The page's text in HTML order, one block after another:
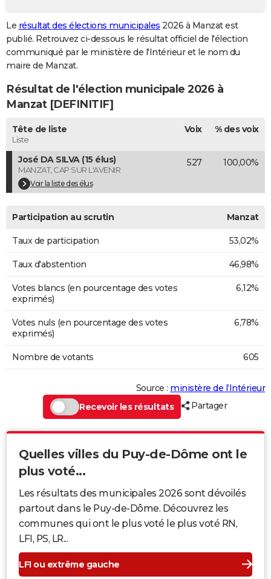
GUIDES D'ACHAT
BONS PLANS
CARTE DE VOEUX
Carte de Noël
Carte Bonne année
Carte Saint-Valentin
Carte Pâques
Carte d'anniversaire
DICTIONNAIRE
Dictionnaire
Biographies
Citations
Expressions
Proverbes
PROGRAMME TV
COPAINS D'AVANT
S'inscrire
Se connecter
Lycées
Collèges
Primaires
Universités
Entreprises
Service militaire
Avis de recherche
AVIS DE DÉCÈS
FORUM
Le résultat des élections municipales 2026 à Manzat est
publié. Retrouvez ci-dessous le résultat officiel de l'élection
communiqué par le ministère de l'Intérieur et le nom du
maire de Manzat.
Résultat de l'élection municipale 2026 à
Manzat [DEFINITIF]
Tête de liste
Liste
Voix % des voix
José DA SILVA (15 élus)
MANZAT, CAP SUR L'AVENIR
Voir la liste des élus
527 100,00%
Participation au scrutin Manzat
Taux de participation 53,02%
Taux d'abstention 46,98%
Votes blancs (en pourcentage des votes
exprimés)
6,12%
Votes nuls (en pourcentage des votes
exprimés)
6,78%
Nombre de votants 605
Source : ministère de l’Intérieur
Recevoir les résultats
Partager
Quelles villes du Puy-de-Dôme ont le
plus voté...
Les résultats des municipales 2026 sont dévoilés
partout dans le Puy-de-Dôme. Découvrez les
communes qui ont le plus voté le plus voté RN,
LFI, PS, LR...
LFI ou extrême gauche